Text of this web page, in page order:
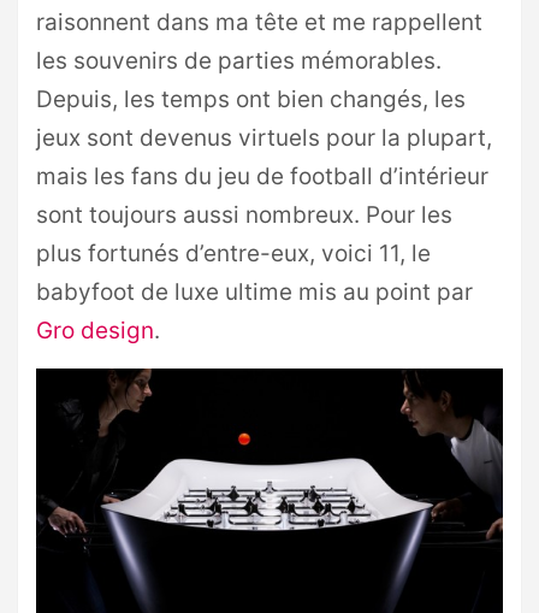
raisonnent dans ma tête et me rappellent
les souvenirs de parties mémorables.
Depuis, les temps ont bien changés, les
jeux sont devenus virtuels pour la plupart,
mais les fans du jeu de football d’intérieur
sont toujours aussi nombreux. Pour les
plus fortunés d’entre-eux, voici 11, le
babyfoot de luxe ultime mis au point par
Gro design.